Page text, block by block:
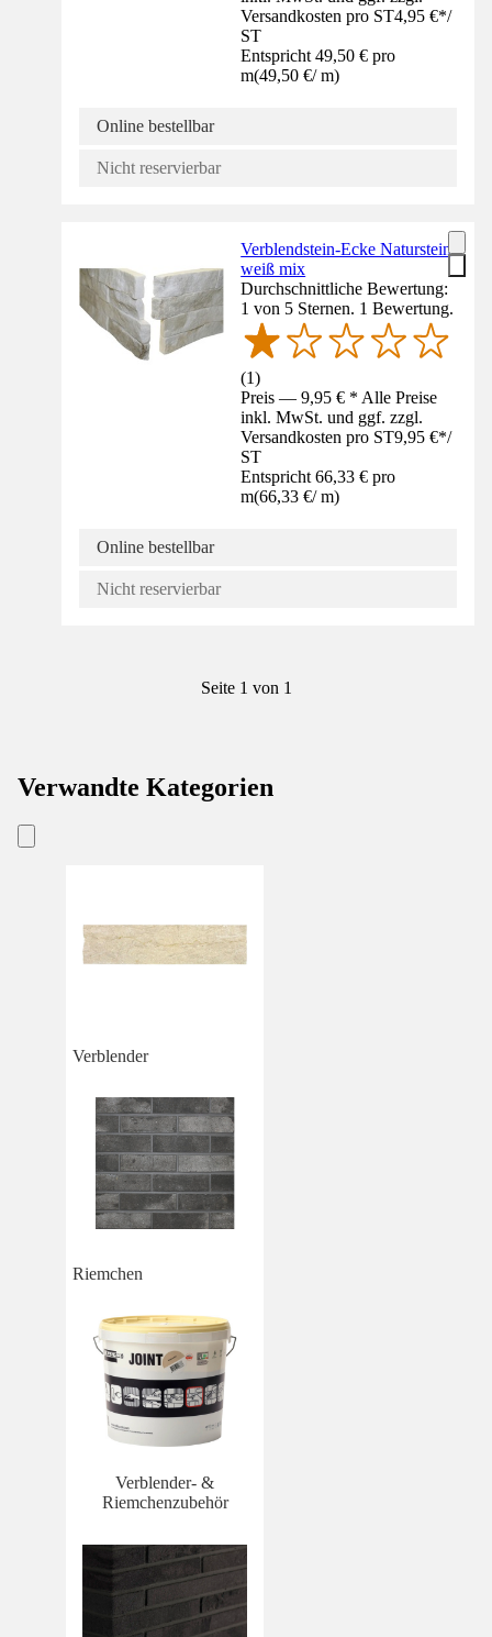
Versandkosten pro ST4,95 €*/
ST
Entspricht 49,50 € pro
m(49,50 €/ m)
Online bestellbar
Nicht reservierbar
Verblendstein-Ecke Naturstein
weiß mix
Durchschnittliche Bewertung:
1 von 5 Sternen. 1 Bewertung.
(1)
Preis — 9,95 € * Alle Preise
inkl. MwSt. und ggf. zzgl.
Versandkosten pro ST9,95 €*/
ST
Entspricht 66,33 € pro
m(66,33 €/ m)
Online bestellbar
Nicht reservierbar
Seite 1 von 1
Verwandte Kategorien
Verblender
Riemchen
Verblender- &
Riemchenzubehör